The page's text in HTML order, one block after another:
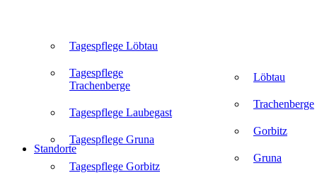
Tagespflege Löbtau
Tagespflege
Trachenberge
Tagespflege Laubegast
Tagespflege Gruna
Tagespflege Gorbitz
Löbtau
Trachenberge
Gorbitz
Gruna
Standorte